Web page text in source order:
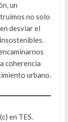
un
no solo
desviar el
coherencia
urbano.
en TES.